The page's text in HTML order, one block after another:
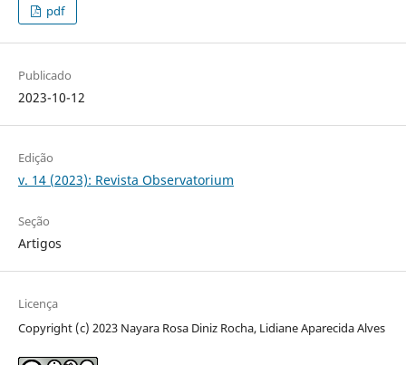
pdf
Publicado
2023-10-12
Edição
v. 14 (2023): Revista Observatorium
Seção
Artigos
Licença
Copyright (c) 2023 Nayara Rosa Diniz Rocha, Lidiane Aparecida Alves